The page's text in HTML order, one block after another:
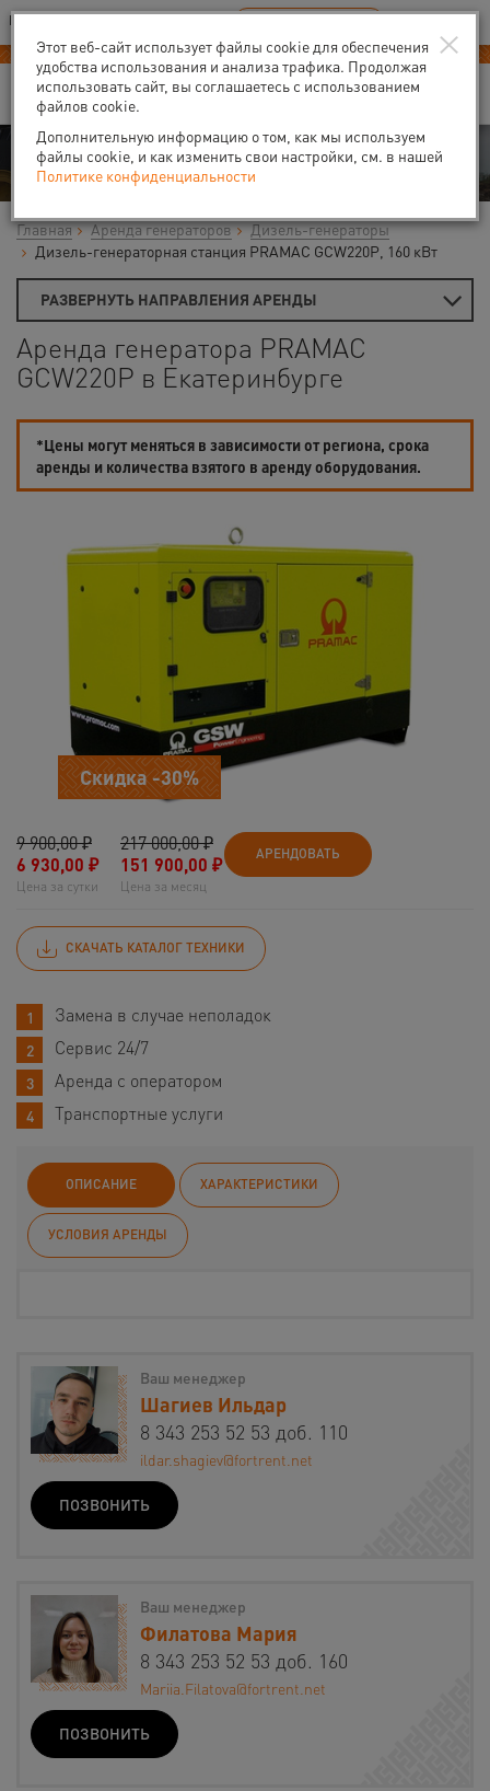
Ваш город:Екатеринбург
В Вашем регионе нет наших офисов RU EN
Аренда
Главная Аренда генераторов
Дизель-генераторы
Дизель-генераторная станция PRAMAC GCW220P, 160 кВт
РАЗВЕРНУТЬ НАПРАВЛЕНИЯ АРЕНДЫ
Аренда генератора PRAMAC
GCW220P в Екатеринбурге
*Цены могут меняться в зависимости от региона, срока
аренды и количества взятого в аренду оборудования.
Скидка -30%
9 900,00 ₽
6 930,00 ₽
Цена за сутки
217 000,00 ₽
151 900,00 ₽
Цена за месяц
АРЕНДОВАТЬ
СКАЧАТЬ КАТАЛОГ ТЕХНИКИ
Замена в случае неполадок
Сервис 24/7
Аренда с оператором
Транспортные услуги
ОПИСАНИЕ ХАРАКТЕРИСТИКИ
УСЛОВИЯ АРЕНДЫ
Ваш менеджер
Шагиев Ильдар
8 343 253 52 53 доб. 110
ildar.shagiev@fortrent.net
ПОЗВОНИТЬ
Ваш менеджер
Филатова Мария
8 343 253 52 53 доб. 160
Mariia.Filatova@fortrent.net
ПОЗВОНИТЬ
×
Этот веб-сайт использует файлы cookie для обеспечения
удобства использования и анализа трафика. Продолжая
использовать сайт, вы соглашаетесь с использованием
файлов cookie.
Дополнительную информацию о том, как мы используем
файлы cookie, и как изменить свои настройки, см. в нашей
Политике конфиденциальности